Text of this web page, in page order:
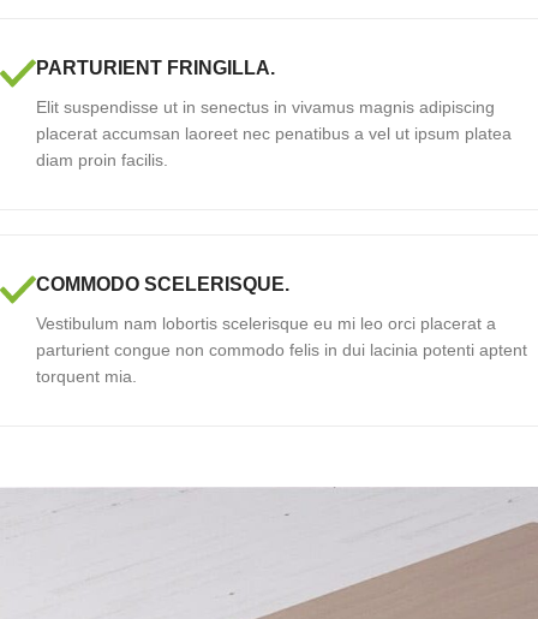
PARTURIENT FRINGILLA.
Elit suspendisse ut in senectus in vivamus magnis adipiscing
placerat accumsan laoreet nec penatibus a vel ut ipsum platea
diam proin facilis.
COMMODO SCELERISQUE.
Vestibulum nam lobortis scelerisque eu mi leo orci placerat a
parturient congue non commodo felis in dui lacinia potenti aptent
torquent mia.